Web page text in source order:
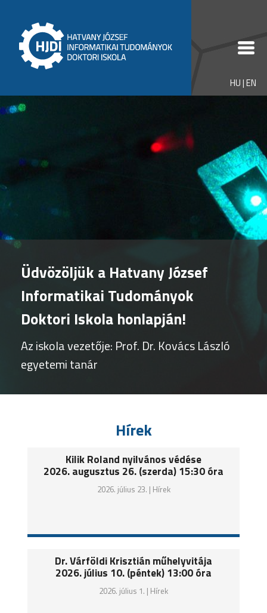
HU|EN
Üdvözöljük a Hatvany József
Informatikai Tudományok
Doktori Iskola honlapján!
Az iskola vezetője: Prof. Dr. Kovács László
egyetemi tanár
Hatvany Doctoral School for
Computer Science and
Engineering!
Head of the Doctoral school: Prof. Dr. László
Kovács, Full professor
Hírek
Kilik Roland nyilvános védése
2026. augusztus 26. (szerda) 15:30 óra
2026. július 23. | Hírek
Dr. Várföldi Krisztián műhelyvitája
2026. július 10. (péntek) 13:00 óra
2026. július 1. | Hírek